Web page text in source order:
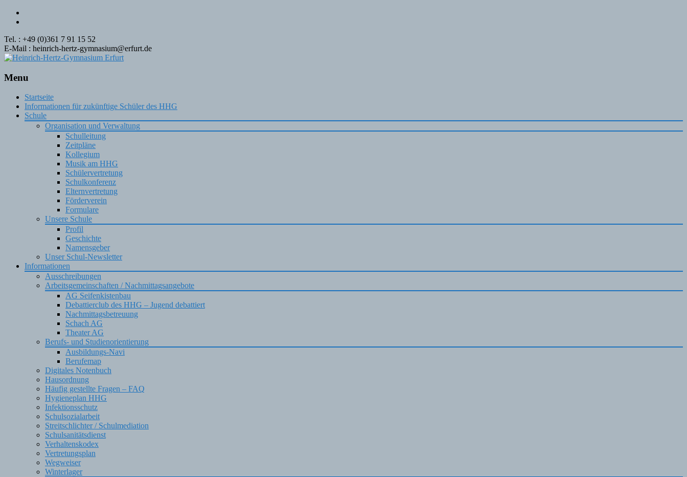
Tel. : +49 (0)361 7 91 15 52
E-Mail : heinrich-hertz-gymnasium@erfurt.de
Menu
Skip
content
Startseite
Informationen für zukünftige Schüler des HHG
Schule
Organisation und Verwaltung
Schulleitung
Zeitpläne
Kollegium
Musik am HHG
Schülervertretung
Schulkonferenz
Elternvertretung
Förderverein
Formulare
Unsere Schule
Profil
Geschichte
Namensgeber
Unser Schul-Newsletter
Informationen
Ausschreibungen
Arbeitsgemeinschaften / Nachmittagsangebote
AG Seifenkistenbau
Debattierclub des HHG – Jugend debattiert
Nachmittagsbetreuung
Schach AG
Theater AG
Berufs- und Studienorientierung
Ausbildungs-Navi
Berufemap
Digitales Notenbuch
Hausordnung
Häufig gestellte Fragen – FAQ
Hygieneplan HHG
Infektionsschutz
Schulsozialarbeit
Streitschlichter / Schulmediation
Schulsanitätsdienst
Verhaltenskodex
Vertretungsplan
Wegweiser
Winterlager